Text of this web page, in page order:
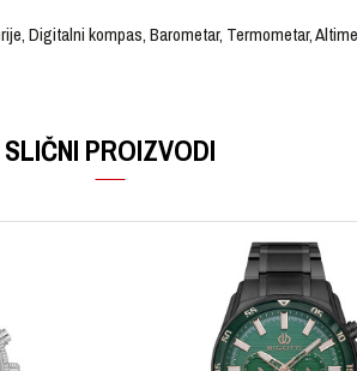
Digitalni kompas, Barometar, Termometar,
Muški
Kaučuk
SLIČNI PROIZVODI